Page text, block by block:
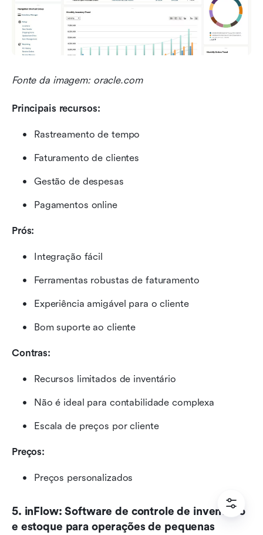
Fonte da imagem: oracle.com
Principais recursos:
Rastreamento de tempo
Faturamento de clientes
Gestão de despesas
Pagamentos online
Prós:
Integração fácil
Ferramentas robustas de faturamento
Experiência amigável para o cliente
Bom suporte ao cliente
Contras:
Recursos limitados de inventário
Não é ideal para contabilidade complexa
Escala de preços por cliente
Preços:
Preços personalizados
5. inFlow: Software de controle de inventário
e estoque para operações de pequenas